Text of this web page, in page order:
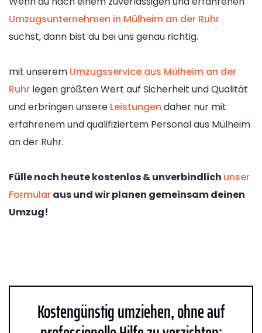
Umzugsunternehmen in Mülheim an der Ruhr
suchst, dann bist du bei uns genau richtig.
mit unserem Umzugsservice aus Mülheim an der
Ruhr legen größten Wert auf Sicherheit und Qualität
und erbringen unsere Leistungen daher nur mit
erfahrenem und qualifiziertem Personal aus Mülheim
an der Ruhr.
Fülle noch heute kostenlos & unverbindlich unser
Formularaus und wir planen gemeinsam deinen
Umzug!
Kostengünstig umziehen, ohne auf